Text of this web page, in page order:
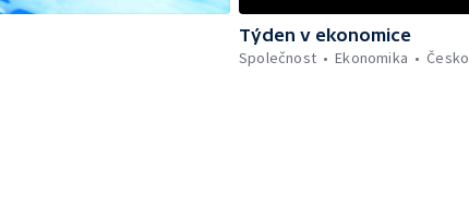
Týden v ekonomice
Společnost
Ekonomika Česko